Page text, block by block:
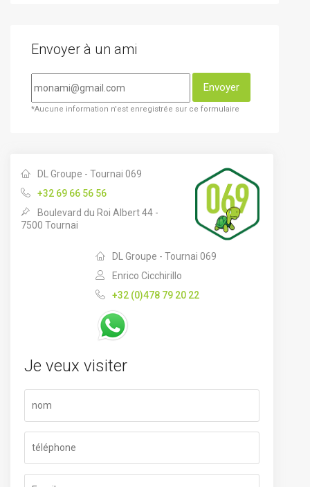
Envoyer à un ami
Envoyer
*Aucune information n'est enregistrée sur ce formulaire
DL Groupe - Tournai 069
+32 69 66 56 56
Boulevard du Roi Albert 44 -
7500 Tournai
DL Groupe - Tournai 069
Enrico Cicchirillo
+32 (0)478 79 20 22
Je veux visiter